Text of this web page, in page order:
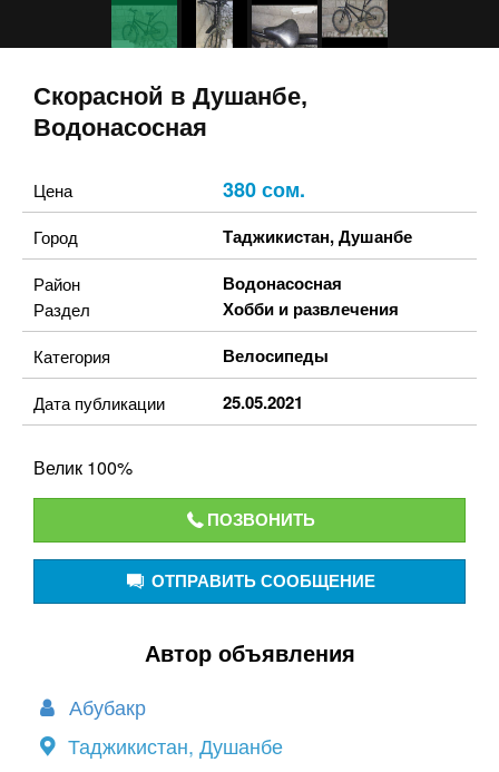
Скорасной в Душанбе,
Водонасосная
Цена 380 сом.
Город Таджикистан,Душанбе
Район Водонасосная
Раздел Хобби и развлечения
Категория Велосипеды
Дата публикации 25.05.2021
Велик 100%
ПОЗВОНИТЬ
ОТПРАВИТЬ СООБЩЕНИЕ
Автор объявления
Абубакр
Таджикистан, Душанбе